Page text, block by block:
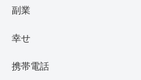
副業
幸せ
携帯電話